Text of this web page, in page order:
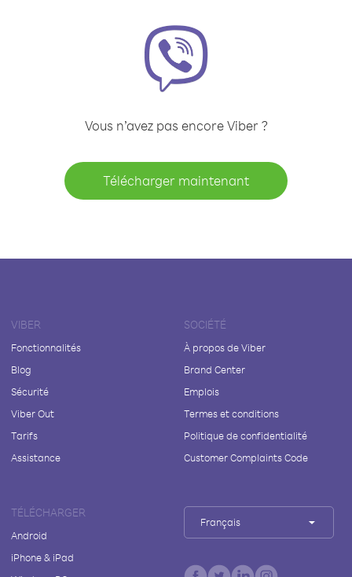
Vous n’avez pas encore Viber ?
Télécharger maintenant
VIBER
Fonctionnalités
Blog
Sécurité
Viber Out
Tarifs
Assistance
SOCIÉTÉ
À propos de Viber
Brand Center
Emplois
Termes et conditions
Politique de confidentialité
Customer Complaints Code
TÉLÉCHARGER
Android
iPhone & iPad
Français